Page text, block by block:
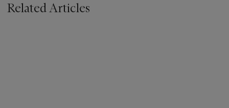
Related Articles